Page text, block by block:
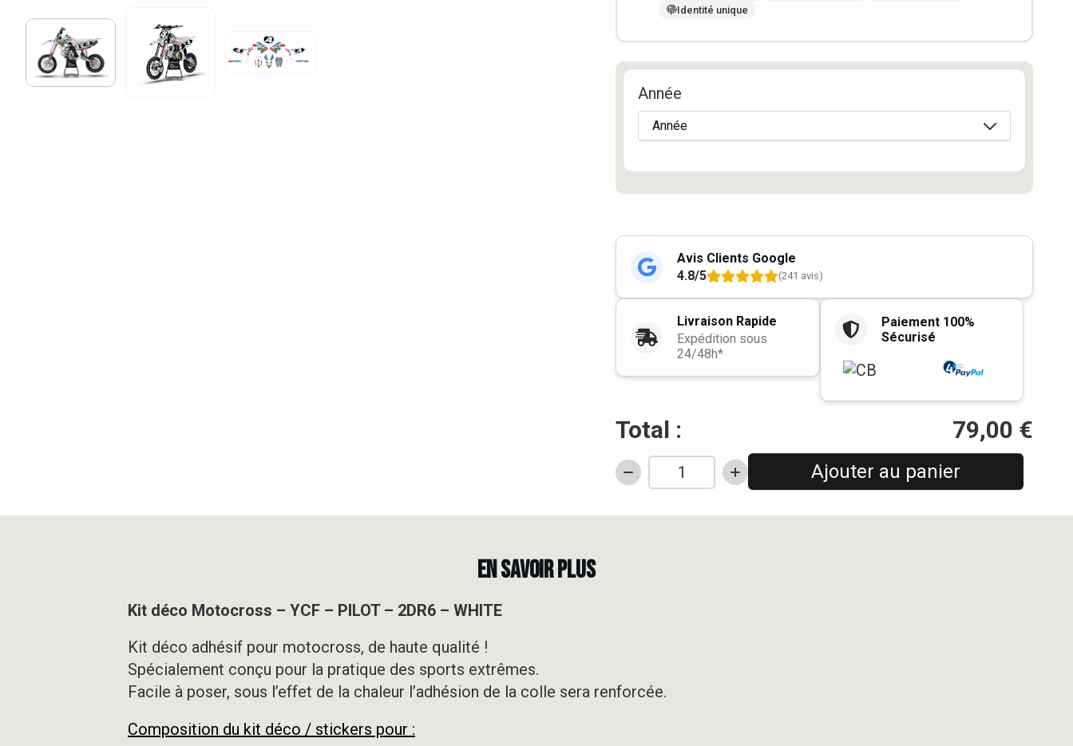
Identité unique
Année
Avis Clients Google
4.8/5
(241 avis)
Livraison Rapide
Expédition sous
24/48h*
Paiement 100%
Sécurisé
Total : 79,00 €
quantité
Kit
-
Ajouter au panier
EN SAVOIR PLUS
Kit déco Motocross – YCF – PILOT – 2DR6 – WHITE
Kit déco adhésif pour motocross, de haute qualité !
Spécialement conçu pour la pratique des sports extrêmes.
Facile à poser, sous l’effet de la chaleur l’adhésion de la colle sera renforcée.
Composition du kit déco / stickers pour :